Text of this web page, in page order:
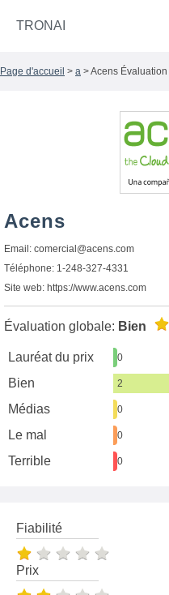
TRONAI
Page d'accueil > a > Acens Évaluation
Acens
Email: comercial@acens.com
Téléphone: 1-248-327-4331
Site web: https://www.acens.com
Évaluation globale: Bien
Lauréat du prix 0
Bien 2
Médias 0
Le mal 0
Terrible 0
Fiabilité
Prix